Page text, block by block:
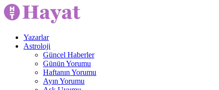
Yazarlar
Astroloji
Güncel Haberler
Günün Yorumu
Haftanın Yorumu
Ayın Yorumu